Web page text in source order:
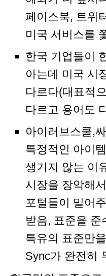
페이스북, 트위
미국 서비스를
한국 기업들이
아는데 미국 시
다르다(대표적
다르고 용어도
아이러브스쿨,
특정적인 아이
생기지 않는 이
시장을 장악해
포털들이 밀어
받음, 표준을 준
특유의 표준만
Sync가 완전히